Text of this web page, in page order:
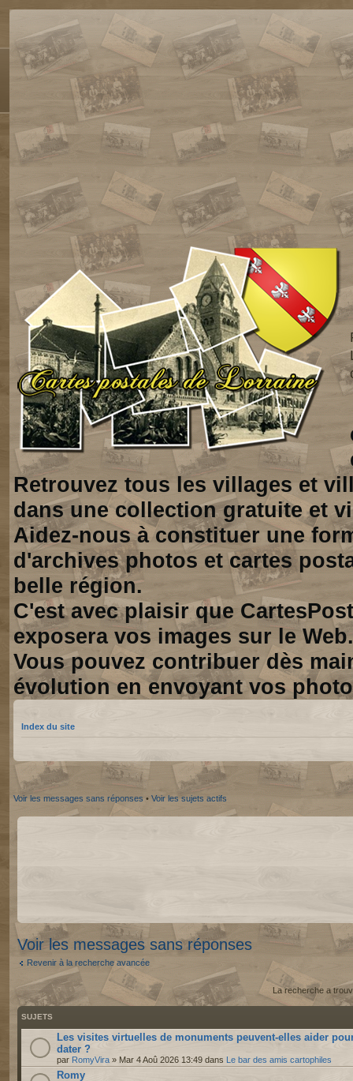
Retrouvez tous les villages et
dans une collection gratuite et
Aidez-nous à constituer une
d'archives photos et cartes
belle région.
C'est avec plaisir que
exposera vos images sur le Web.
Vous pouvez contribuer dès
évolution en envoyant vos
Index du site
Voir les messages sans réponses • Voir les sujets actifs
Voir les messages sans réponses
Revenir à la recherche avancée
La recherche a
SUJETS
Les visites virtuelles de monuments peuvent-elles aider
dater ?
par RomyVira » Mar 4 Aoû 2026 13:49 dans Le bar des amis cartophiles
Romy